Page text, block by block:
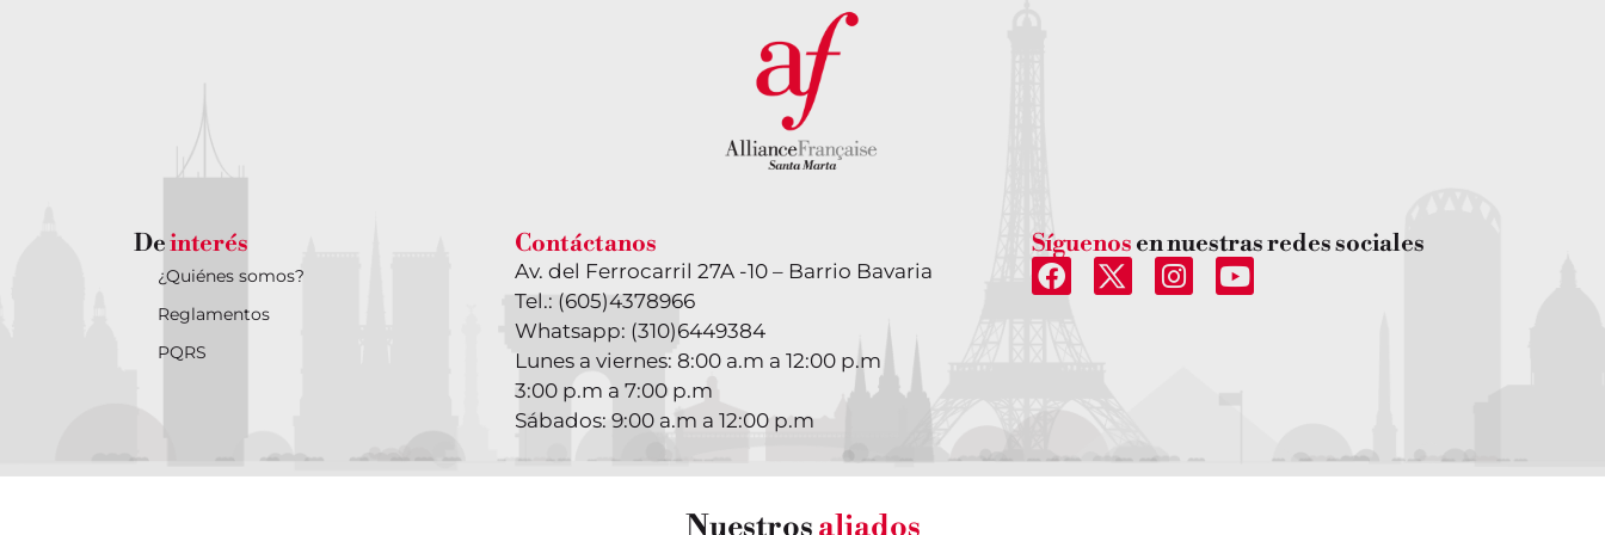
Deinterés
¿Quiénes somos?
Reglamentos
PQRS
Contáctanos
Av. del Ferrocarril 27A -10 – Barrio Bavaria
Tel.: (605)4378966
Whatsapp: (310)6449384
Lunes a viernes: 8:00 a.m a 12:00 p.m
3:00 p.m a 7:00 p.m
Sábados: 9:00 a.m a 12:00 p.m
Síguenos en nuestras redes sociales